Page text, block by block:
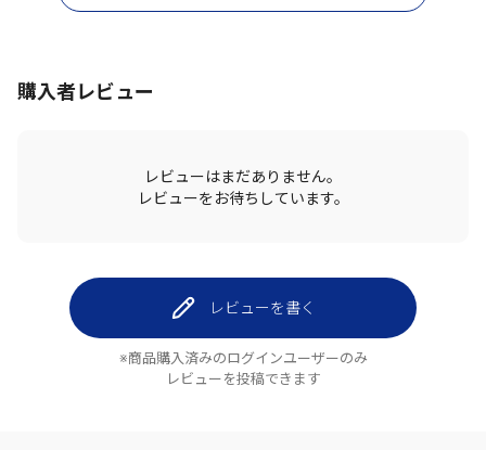
購入者レビュー
レビューはまだありません。
レビューをお待ちしています。
レビューを書く
※商品購入済みのログインユーザーのみ
レビューを投稿できます